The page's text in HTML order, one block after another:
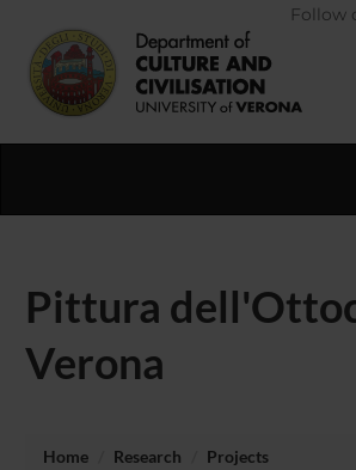
Follow
Pittura
Verona
Home Research
Projects